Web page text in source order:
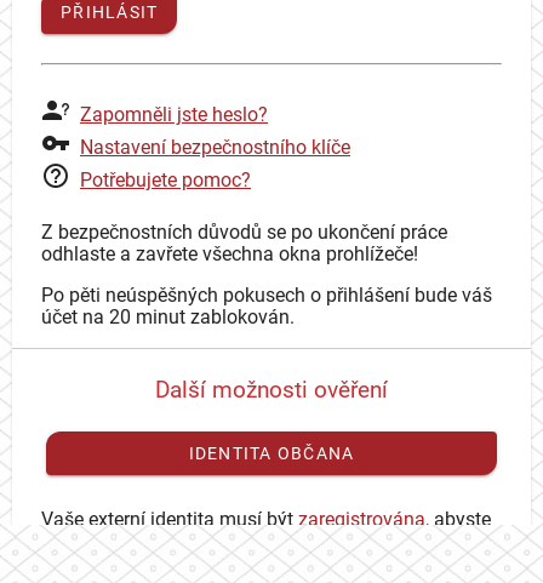
PŘIHLÁSIT
Zapomněli jste heslo?
Nastavení bezpečnostního klíče
Potřebujete pomoc?
Z bezpečnostních důvodů se po ukončení práce
odhlaste a zavřete všechna okna prohlížeče!
Po pěti neúspěšných pokusech o přihlášení bude váš
účet na 20 minut zablokován.
Další možnosti ověření
IDENTITA OBČANA
Vaše externí identita musí být zaregistrována, abyste
se mohli přihlásit ke svému CAS účtu.